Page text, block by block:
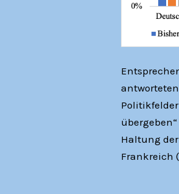
Haltung
Frankreich